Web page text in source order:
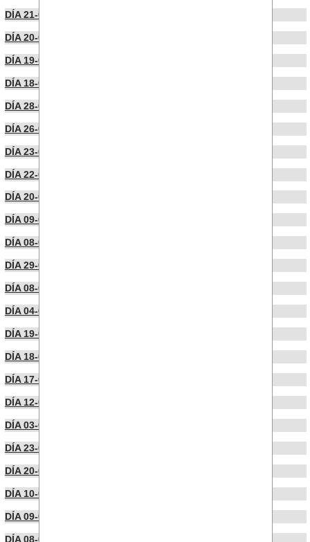
DÍA 21-09-2023
DÍA 20-09-2023
DÍA 19-09-2023
DÍA 18-09-2023
DÍA 28-06-2023
DÍA 26-06-2023
DÍA 23-06-2023
DÍA 22-06-2023
DÍA 20-06-2023
DÍA 09-06-2023
DÍA 08-06-2023
DÍA 29-05-2023
DÍA 08-05-2023
DÍA 04-05-2023
DÍA 19-04-2023
DÍA 18-04-2023
DÍA 17-04-2023
DÍA 12-04-2023
DÍA 03-04-2023
DÍA 23-03-2023
DÍA 20-03-2023
DÍA 10-03-2023
DÍA 09-03-2023
DÍA 08-03-2023